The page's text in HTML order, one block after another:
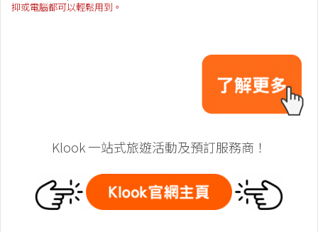
抑或電腦都可以輕鬆用到。
Klook 一站式旅遊活動及預訂服務商！